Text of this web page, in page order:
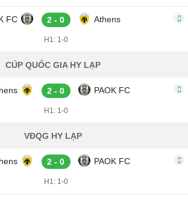
FC 2 - 0 Athens
H1: 1-0
CÚP QUỐC GIA HY LẠP
2 - 0 PAOK FC
H1: 1-0
VĐQG HY LẠP
2 - 0 PAOK FC
H1: 1-0